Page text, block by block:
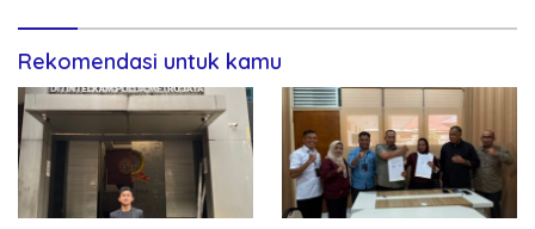
Rekomendasi untuk kamu